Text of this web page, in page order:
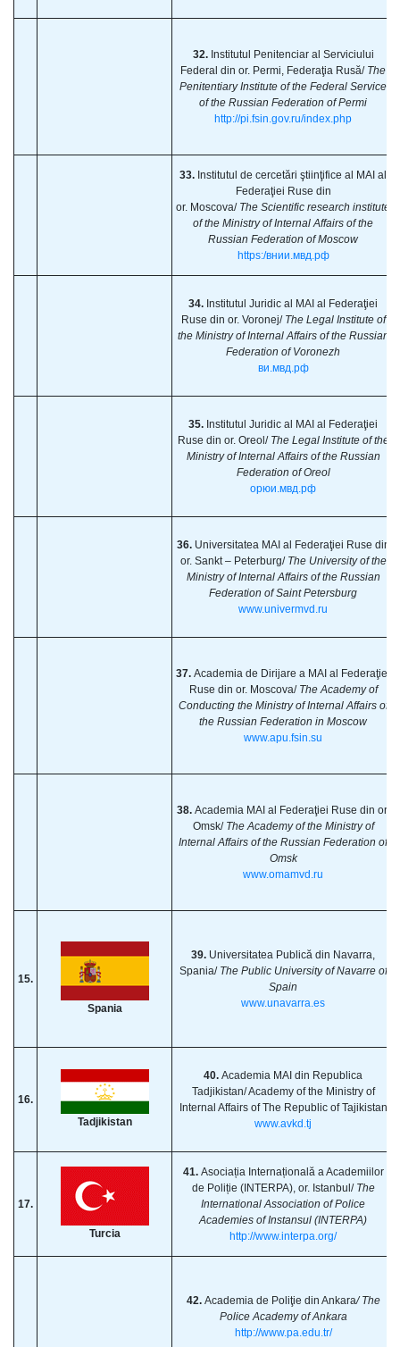
32. Institutul Penitenciar al Serviciului
Federal din or. Permi, Federaţia Rusă/ The
Penitentiary Institute of the Federal Service
of the Russian Federation of Permi
http://pi.fsin.gov.ru/index.php
33. Institutul de cercetări ştiinţifice al MAI al
Federaţiei Ruse din
or. Moscova/ The Scientific research institute
of the Ministry of Internal Affairs of the
Russian Federation of Moscow
https:/внии.мвд.рф
34. Institutul Juridic al MAI al Federaţiei
Ruse din or. Voronej/ The Legal Institute of
the Ministry of Internal Affairs of the Russian
Federation of Voronezh
ви.мвд.рф
35. Institutul Juridic al MAI al Federaţiei
Ruse din or. Oreol/ The Legal Institute of the
Ministry of Internal Affairs of the Russian
Federation of Oreol
орюи.мвд.рф
36. Universitatea MAI al Federaţiei Ruse din
or. Sankt – Peterburg/The University of the
Ministry of Internal Affairs of the Russian
Federation of Saint Petersburg
www.univermvd.ru
37. Academia de Dirijare a MAI al Federaţiei
Ruse din or. Moscova/ The Academy of
Conducting the Ministry of Internal Affairs of
the Russian Federation in Moscow
www.apu.fsin.su
38. Academia MAI al Federaţiei Ruse din or.
Omsk/ The Academy of the Ministry of
Internal Affairs of the Russian Federation of
Omsk
www.omamvd.ru
15.
Spania
39. Universitatea Publică din Navarra,
Spania/ The Public University of Navarre of
Spain
www.unavarra.es
16.
Tadjikistan
40. Academia MAI din Republica
Tadjikistan/ Academy of the Ministry of
Internal Affairs of The Republic of Tajikistan
www.avkd.tj
17.
Turcia
41. Asociația Internațională a Academiilor
de Poliție (INTERPA), or. Istanbul/ The
International Association of Police
Academies of Instansul (INTERPA)
http://www.interpa.org/
42. Academia de Poliţie din Ankara/ The
Police Academy of Ankara
http://www.pa.edu.tr/